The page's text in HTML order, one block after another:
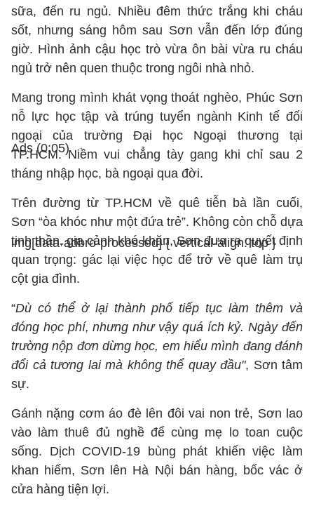
sữa, đến ru ngủ. Nhiều đêm thức trắng khi cháu
sốt, nhưng sáng hôm sau Sơn vẫn đến lớp đúng
giờ. Hình ảnh cậu học trò vừa ôn bài vừa ru cháu
ngủ trở nên quen thuộc trong ngôi nhà nhỏ.
Mang trong mình khát vọng thoát nghèo, Phúc Sơn
nỗ lực học tập và trúng tuyển ngành Kinh tế đối
ngoại của trường Đại học Ngoại thương tại
TP.HCM. Niềm vui chẳng tày gang khi chỉ sau 2
tháng nhập học, bà ngoại qua đời.
Trên đường từ TP.HCM về quê tiễn bà lần cuối,
Sơn “òa khóc như một đứa trẻ”. Không còn chỗ dựa
tinh thần, gia cảnh khó khăn, Sơn đưa ra quyết định
quan trọng: gác lại việc học để trở về quê làm trụ
cột gia đình.
“Dù có thể ở lại thành phố tiếp tục làm thêm và
đóng học phí, nhưng như vậy quá ích kỷ. Ngày đến
trường nộp đơn dừng học, em hiểu mình đang đánh
đổi cả tương lai mà không thể quay đầu", Sơn tâm
sự.
Gánh nặng cơm áo đè lên đôi vai non trẻ, Sơn lao
vào làm thuê đủ nghề để cùng mẹ lo toan cuộc
sống. Dịch COVID-19 bùng phát khiến việc làm
khan hiếm, Sơn lên Hà Nội bán hàng, bốc vác ở
cửa hàng tiện lợi.
Ads (0:05)
img[data-adbro-processed] { vertical-align: top }